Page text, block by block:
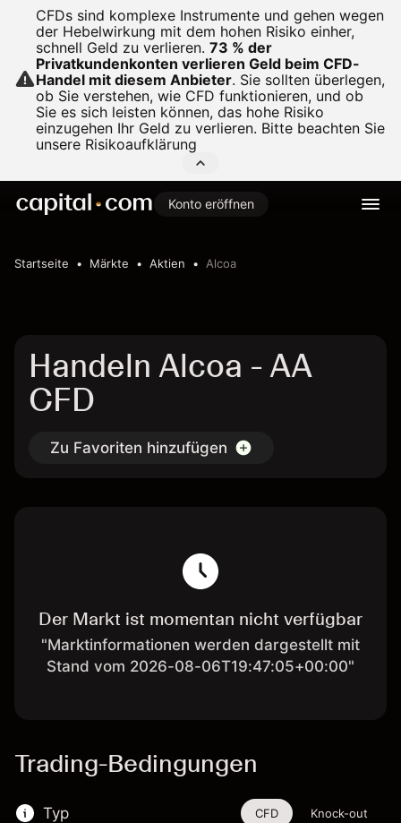
CFDs sind komplexe Instrumente und gehen wegen
der Hebelwirkung mit dem hohen Risiko einher,
schnell Geld zu verlieren. 73 % der
Privatkundenkonten verlieren Geld beim CFD-
Handel mit diesem Anbieter. Sie sollten überlegen,
ob Sie verstehen, wie CFD funktionieren, und ob
Sie es sich leisten können, das hohe Risiko
einzugehen Ihr Geld zu verlieren. Bitte beachten Sie
unsere Risikoaufklärung
Konto eröffnen
Startseite Märkte Aktien Alcoa
Handeln Alcoa - AA
CFD
Zu Favoriten hinzufügen
Der Markt ist momentan nicht verfügbar
"Marktinformationen werden dargestellt mit
Stand vom 2026-08-06T19:47:05+00:00"
Trading-Bedingungen
Typ CFD Knock-out